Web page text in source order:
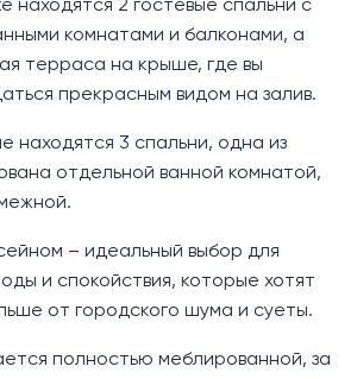
находятся 2 гостевые спальни с
комнатами и балконами, а
терраса на крыше, где вы
прекрасным видом на залив.
находятся 3 спальни, одна из
отдельной ванной комнатой,
– идеальный выбор для
и спокойствия, которые хотят
от городского шума и суеты.
полностью меблированной, за